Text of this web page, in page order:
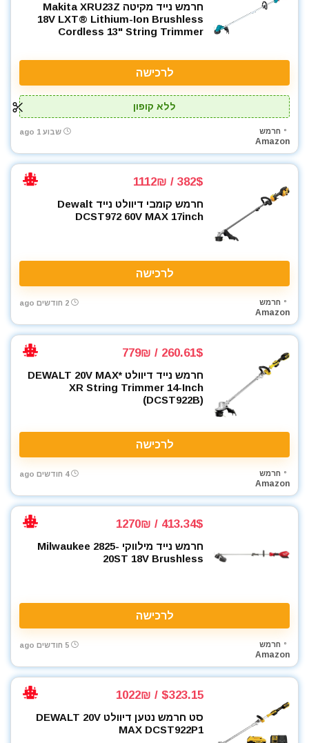
אקדח סיכות ידני
אקדח סיליקון חשמלי
אקדחי חום
אקדחי סיליקון ונקניקים
ארגז כלים מזווד
ארגזי כלים
בגדי עבודה
בוקסות הינע 1/4"
בוקסות הינע 3/4"
בוקסות הינע 3/8"
ביגוד והנעלה לעבודה
גוזם גדר חיה
גנרטורים ותחנות כח
חומרי הדבקה ואיטום
חומרי ניקוי
טרימר / ראוטר
כלי גינון
כלי מדידה
כליבות וקלאמרות
כליבות צינור
להבים ומתכלים
לרכב
מברגות מקדחות ומברגונים
חרמש נייד מקיטה Makita XRU23Z
18V LXT® Lithium-Ion Brushless
Cordless 13" String Trimmer
לרכישה
ללא קופון
חרמש
Amazon
שבוע 1 ago
382$ / 1112₪
חרמש קומבי דיוולט נייד Dewalt
DCST972 60V MAX 17inch
לרכישה
חרמש
Amazon
2 חודשים ago
260.61$ / 779₪
חרמש נייד דיוולט DEWALT 20V MAX*
XR String Trimmer 14-Inch
(DCST922B)
לרכישה
חרמש
Amazon
4 חודשים ago
413.34$ / 1270₪
חרמש נייד מילווקי Milwaukee 2825-
20ST 18V Brushless
לרכישה
חרמש
Amazon
5 חודשים ago
$323.15 / 1022₪
סט חרמש נטען דיוולט DEWALT 20V
MAX DCST922P1